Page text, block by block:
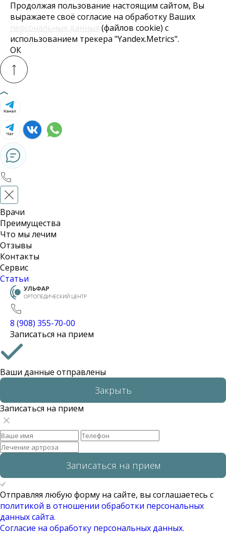
Продолжая пользование настоящим сайтом, Вы
выражаете своё согласие на обработку Ваших
персональных данных (файлов cookie) с
использованием трекера "Yandex.Metrics".
ОК
Врачи
Преимущества
Что мы лечим
Отзывы
Контакты
Сервис
Статьи
8 (908) 355-70-00
Записаться на прием
Ваши данные отправлены
Закрыть
Записаться на прием
Записаться на прием
Отправляя любую форму на сайте, вы соглашаетесь с
политикой в отношении обработки персональных
данных сайта.
Согласие на обработку персональных данных.